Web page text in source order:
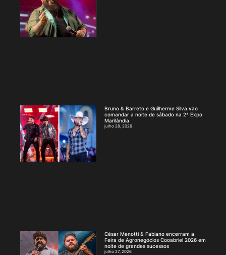
Bruno & Barreto e Guilherme Silva vão
comandar a noite de sábado na 2ª Expo
Marilândia
julho 28, 2026
César Menotti & Fabiano encerram a
Feira de Agronegócios Cooabriel 2026 em
noite de grandes sucessos
julho 27, 2026